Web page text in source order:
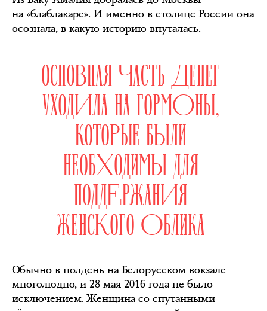
на «блаблакаре». И именно в столице России она
осознала, в какую историю впуталась.
ОСНОВНАЯ ЧАСТЬ ДЕНЕГ
УХОДИЛА НА ГОРМОНЫ,
КОТОРЫЕ БЫЛИ
НЕОБХОДИМЫ ДЛЯ
ПОДДЕРЖАНИЯ
ЖЕНСКОГО ОБЛИКА
Обычно в полдень на Белорусском вокзале
многолюдно, и 28 мая 2016 года не было
исключением. Женщина со спутанными